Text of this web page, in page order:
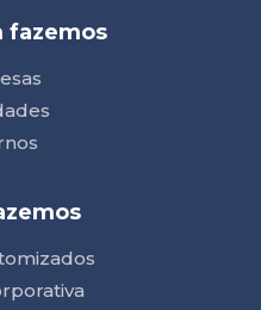
fazemos